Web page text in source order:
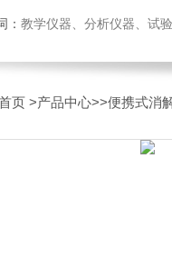
： 教学仪器、分析仪器、试验仪
页 >产品中心>>便携式消